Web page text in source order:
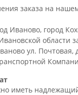
заказа на
Иваново, город
области
ул. Почтовая,
иметь